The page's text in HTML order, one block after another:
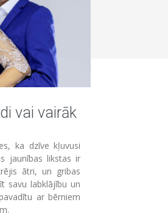
vai vairāk
ka dzīve kļuvusi
jaunības likstas ir
ātri, un gribas
savu labklājību un
ar bērniem